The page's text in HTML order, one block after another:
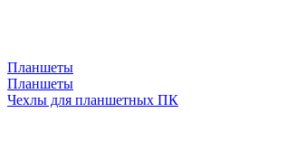
Планшеты
Планшеты
Чехлы для планшетных ПК